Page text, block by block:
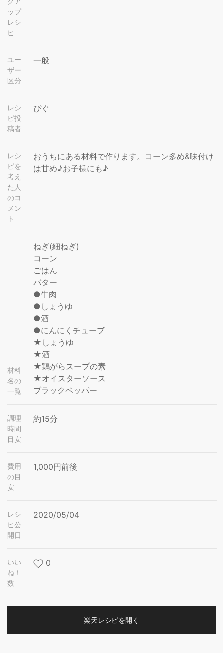
ップ
レシ
ピ
ユー
ザー
区分
一般
レシ
ピ投
稿者
ぴぐ
レシ
ピを
考え
た人
のコ
メン
ト
おうちにある材料で作ります。コーン多め&味付け
は甘め♪お子様にも♪
材料
名の
一覧
ねぎ(細ねぎ)
コーン
ごはん
バター
●牛肉
●しょうゆ
●酒
●にんにくチューブ
★しょうゆ
★酒
★鶏がらスープの素
★オイスターソース
ブラックペッパー
調理
時間
目安
約15分
費用
の目
安
1,000円前後
レシ
ピ公
開日
2020/05/04
いい
ね！
数
0
楽天レシピを開く